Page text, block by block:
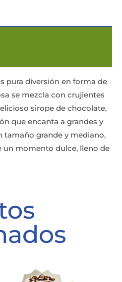
pura diversión en forma de
se mezcla con crujientes
sirope de chocolate,
que encanta a grandes y
tamaño grande y mediano,
un momento dulce, lleno de